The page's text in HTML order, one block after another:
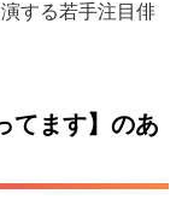
する若手注目俳
てます】のあ